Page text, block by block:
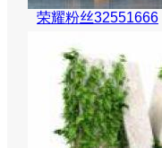
荣耀粉丝32551666